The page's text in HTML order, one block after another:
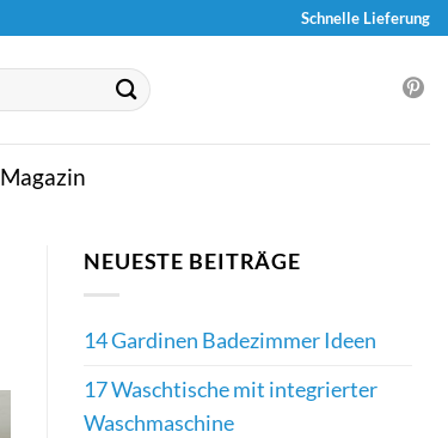
Schnelle Lieferung
Magazin
NEUESTE BEITRÄGE
14 Gardinen Badezimmer Ideen
17 Waschtische mit integrierter
Waschmaschine